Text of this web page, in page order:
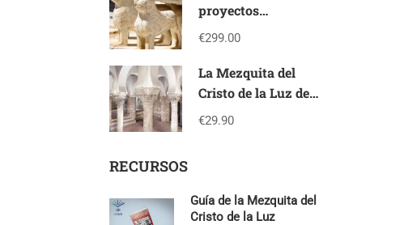
proyectos
culturales –
MANAGER en
patrimonio cultural
€299.00
La Mezquita del
Cristo de la Luz de
Toledo
€29.90
RECURSOS
Guía de la Mezquita del
Cristo de la Luz